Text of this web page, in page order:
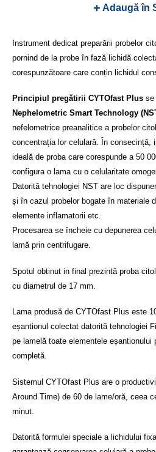
+ Adaugă în
Instrument dedicat preparării probelor
pornind de la probe în fază lichidă
corespunzătoare care conțin lichidul
Principiul pregătirii CYTOfast Plus se
Nephelometric Smart Technology
nefelometrice preanalitice a probelor
concentrația lor celulară. În consecință,
ideală de proba care corespunde a 50
configura o lama cu o celularitate
Datorită tehnologiei NST are loc
și în cazul probelor bogate în materiale
elemente inflamatorii etc.
Procesarea se încheie cu depunerea
lamă prin centrifugare.
Spotul obtinut in final prezintă proba
cu diametrul de 17 mm.
Lama produsă de CYTOfast Plus este
eșantionul colectat datorită tehnologiei
pe lamelă toate elementele eșantionului
completă.
Sistemul CYTOfast Plus are o
Around Time) de 60 de lame/oră, ceea
minut.
Datorită formulei speciale a lichidului